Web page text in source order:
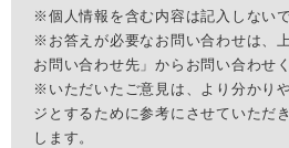
※個人情報を含む内容は記入しないで
※お答えが必要なお問い合わせは、
お問い合わせ先」からお問い合わせ
※いただいたご意見は、より分かり
ジとするために参考にさせていただ
します。